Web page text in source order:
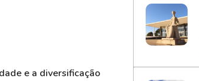
e a diversificação